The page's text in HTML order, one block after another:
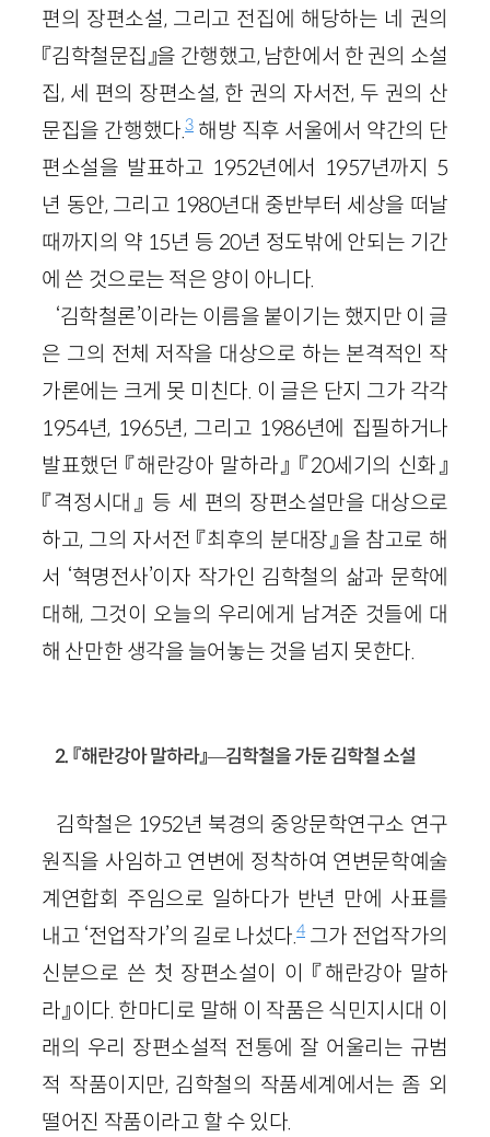
편의 장편소설, 그리고 전집에 해당하는 네 권의
『김학철문집』을 간행했고, 남한에서 한 권의 소설
집, 세 편의 장편소설, 한 권의 자서전, 두 권의 산
문집을 간행했다.3해방 직후 서울에서 약간의 단
편소설을 발표하고 1952년에서 1957년까지 5
년 동안, 그리고 1980년대 중반부터 세상을 떠날
때까지의 약 15년 등 20년 정도밖에 안되는 기간
에 쓴 것으로는 적은 양이 아니다.
‘김학철론’이라는 이름을 붙이기는 했지만 이 글
은 그의 전체 저작을 대상으로 하는 본격적인 작
가론에는 크게 못 미친다. 이 글은 단지 그가 각각
1954년, 1965년, 그리고 1986년에 집필하거나
발표했던 『해란강아 말하라』 『20세기의 신화』
『격정시대』 등 세 편의 장편소설만을 대상으로
하고, 그의 자서전 『최후의 분대장』을 참고로 해
서 ‘혁명전사’이자 작가인 김학철의 삶과 문학에
대해, 그것이 오늘의 우리에게 남겨준 것들에 대
해 산만한 생각을 늘어놓는 것을 넘지 못한다.
2. 『해란강아 말하라』—김학철을 가둔 김학철 소설
김학철은 1952년 북경의 중앙문학연구소 연구
원직을 사임하고 연변에 정착하여 연변문학예술
계연합회 주임으로 일하다가 반년 만에 사표를
내고 ‘전업작가’의 길로 나섰다.4그가 전업작가의
신분으로 쓴 첫 장편소설이 이 『해란강아 말하
라』이다. 한마디로 말해 이 작품은 식민지시대 이
래의 우리 장편소설적 전통에 잘 어울리는 규범
적 작품이지만, 김학철의 작품세계에서는 좀 외
떨어진 작품이라고 할 수 있다.